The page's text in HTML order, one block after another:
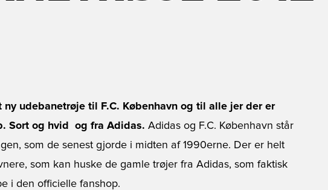
ny udebanetrøje til F.C. København og til alle jer der er
Sort og hvid  og fra Adidas. Adidas og F.C. København står
som de senest gjorde i midten af 1990erne. Der er helt
som kan huske de gamle trøjer fra Adidas, som faktisk
i den officielle fanshop.